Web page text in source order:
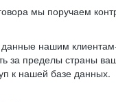
мы поручаем
нашим клиентам-
за пределы страны
к нашей базе данных.